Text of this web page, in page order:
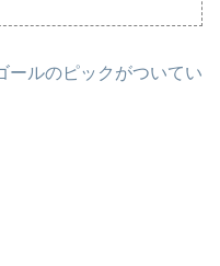
ールのピックがついてい